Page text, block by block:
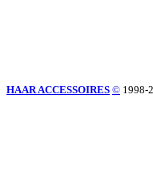
HAAR ACCESSOIRES © 1998-